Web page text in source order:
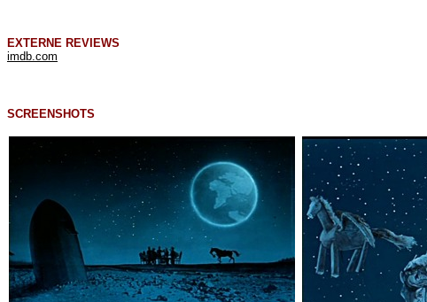
EXTERNE REVIEWS
imdb.com
SCREENSHOTS